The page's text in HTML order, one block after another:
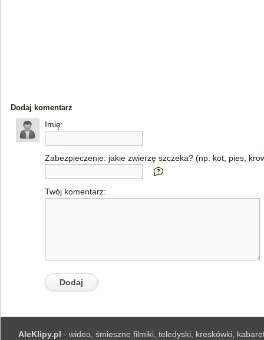
Dodaj komentarz
Imię:
Zabezpieczenie: jakie zwierzę szczeka? (np. kot, pies,
Twój komentarz:
AleKlipy.pl - wideo, śmieszne filmiki, teledyski, kreskówki,